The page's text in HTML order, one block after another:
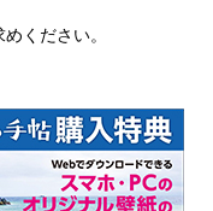
ください。